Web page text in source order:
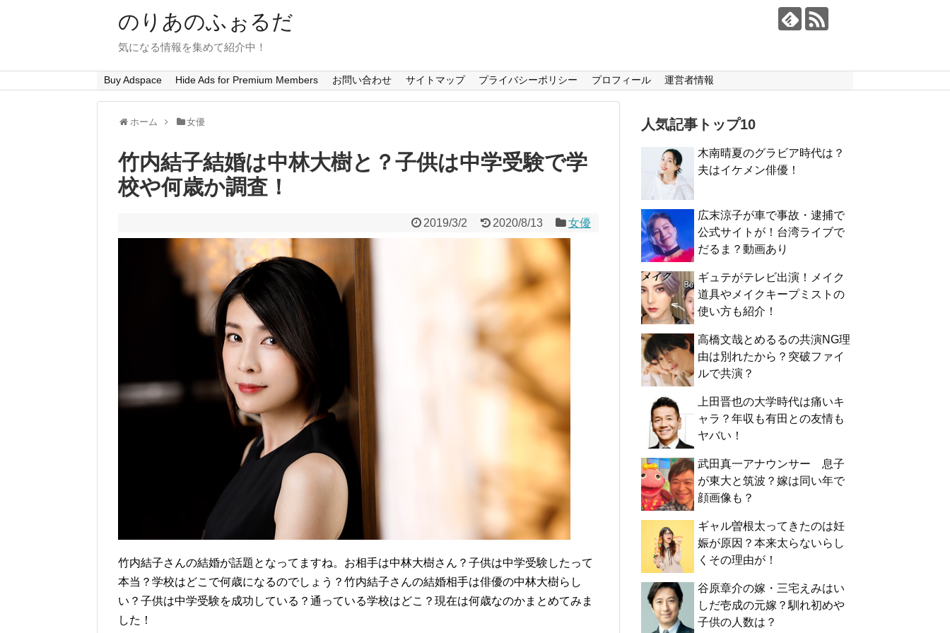
のりあのふぉるだ
気になる情報を集めて紹介中！
Buy Adspace Hide Ads for Premium Members お問い合わせ サイトマップ プライバシーポリシー プロフィール 運営者情報
ホーム 女優
竹内結子結婚は中林大樹と？子供は中学受験で学
校や何歳か調査！
2019/3/2 2020/8/13 女優
竹内結子さんの結婚が話題となってますね。お相手は中林大樹さん？子供は中学受験したって
本当？学校はどこで何歳になるのでしょう？竹内結子さんの結婚相手は俳優の中林大樹らし
い？子供は中学受験を成功している？通っている学校はどこ？現在は何歳なのかまとめてみま
した！
人気記事トップ10
木南晴夏のグラビア時代は？
夫はイケメン俳優！
広末涼子が車で事故・逮捕で
公式サイトが！台湾ライブで
だるま？動画あり
ギュテがテレビ出演！メイク
道具やメイクキープミストの
使い方も紹介！
高橋文哉とめるるの共演NG理
由は別れたから？突破ファイ
ルで共演？
上田晋也の大学時代は痛いキ
ャラ？年収も有田との友情も
ヤバい！
武田真一アナウンサー 息子
が東大と筑波？嫁は同い年で
顔画像も？
ギャル曽根太ってきたのは妊
娠が原因？本来太らないらし
くその理由が！
谷原章介の嫁・三宅えみはい
しだ壱成の元嫁？馴れ初めや
子供の人数は？